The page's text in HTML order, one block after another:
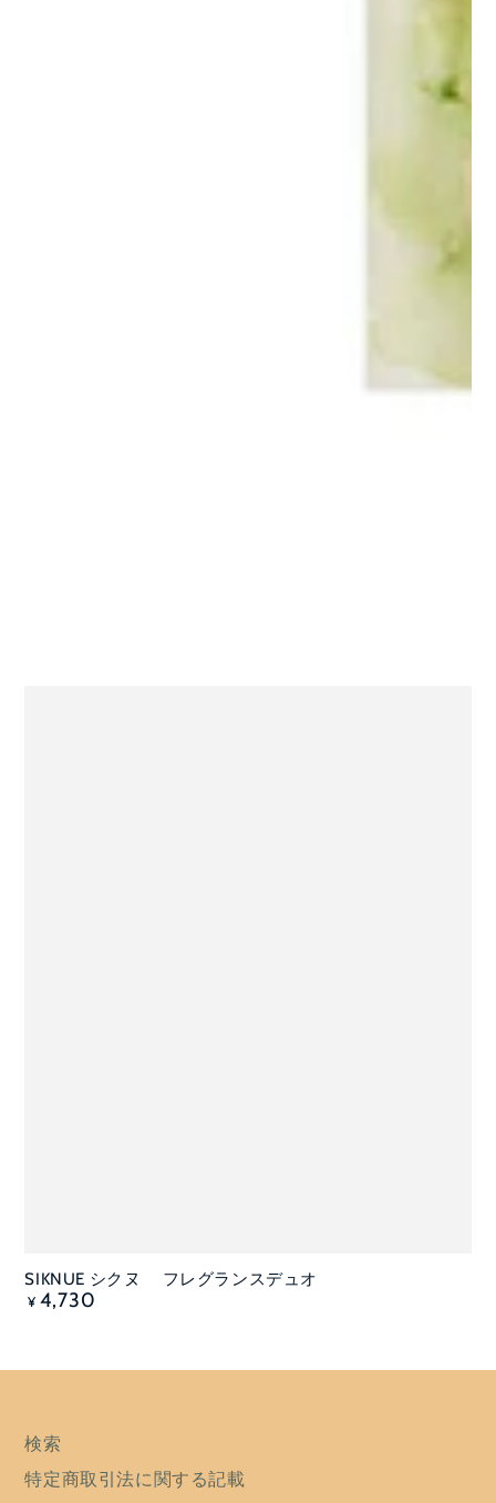
SIKNUE シクヌ フレグランスデュオ
定
価
¥ 4,730
検索
特定商取引法に関する記載